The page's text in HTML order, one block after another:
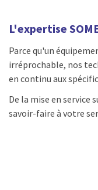
L'expertise
Parce qu'un
irréprochable, nos
en continu aux
De la mise en service
savoir-faire à votre